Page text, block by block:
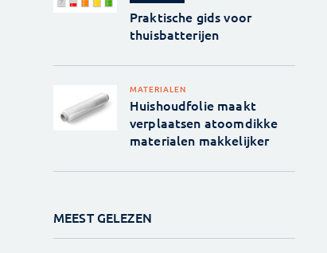
Praktische gids voor
thuisbatterijen
MATERIALEN
Huishoudfolie maakt
verplaatsen atoomdikke
materialen makkelijker
MEEST GELEZEN